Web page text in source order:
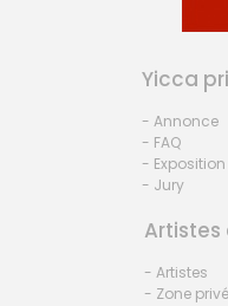
Yicca
- Annonce
- FAQ
- Exposition
- Jury
- Artistes
- Zone